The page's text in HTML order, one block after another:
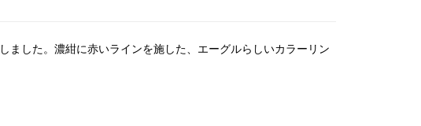
ました。濃紺に赤いラインを施した、エーグルらしいカラーリン